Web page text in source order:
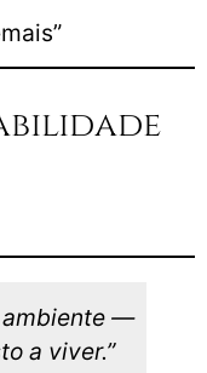
ambiente —
a viver.”